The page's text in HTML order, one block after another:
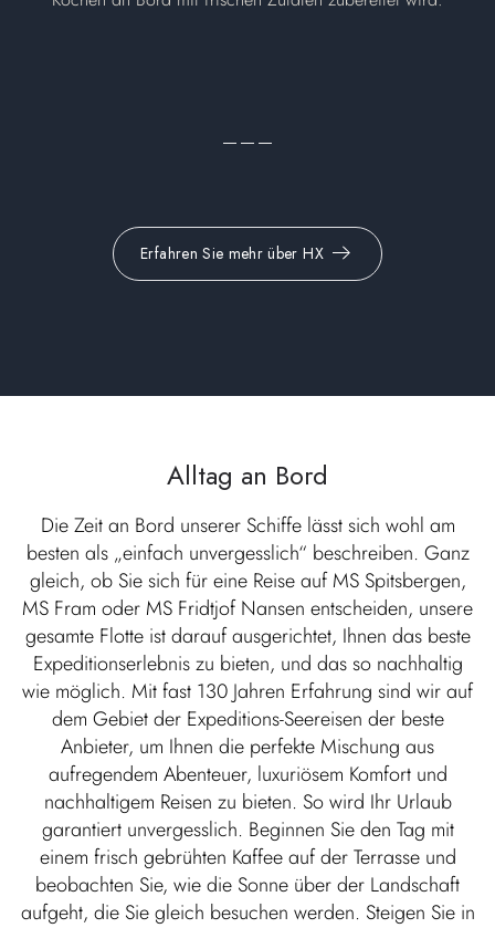
Erfahren Sie mehr über HX
Alltag an Bord
Die Zeit an Bord unserer Schiffe lässt sich wohl am
besten als „einfach unvergesslich“ beschreiben. Ganz
gleich, ob Sie sich für eine Reise auf MS Spitsbergen,
MS Fram oder MS Fridtjof Nansen entscheiden, unsere
gesamte Flotte ist darauf ausgerichtet, Ihnen das beste
Expeditionserlebnis zu bieten, und das so nachhaltig
wie möglich. Mit fast 130 Jahren Erfahrung sind wir auf
dem Gebiet der Expeditions-Seereisen der beste
Anbieter, um Ihnen die perfekte Mischung aus
aufregendem Abenteuer, luxuriösem Komfort und
nachhaltigem Reisen zu bieten. So wird Ihr Urlaub
garantiert unvergesslich. Beginnen Sie den Tag mit
einem frisch gebrühten Kaffee auf der Terrasse und
beobachten Sie, wie die Sonne über der Landschaft
aufgeht, die Sie gleich besuchen werden. Steigen Sie in